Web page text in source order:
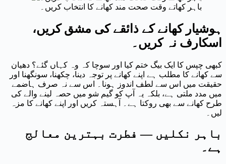
باہر کھاتے وقت صحت مند کھانے کا انتخاب کریں۔
اسکارف نہ کریں۔
کبھی چپس کا ایک بیگ ختم کیا اور سوچا کہ وہ کہاں گئے؟ دھیان
سے کھانے کا مطلب ہے اپنے کھانے پر توجہ دینا، چکھنا، سونگھنا اور
حقیقت میں اس سے لطف اندوز ہونا۔ اس سے نہ صرف ہاضمے
میں مدد ملتی ہے، بلکہ یہ آپ کو گیم شو میں حصہ لینے والے کی
طرح کھانے سے بھی روکتا ہے۔ آہستہ کریں اور اپنے کھانے کا مزہ
لیں۔
ہے۔